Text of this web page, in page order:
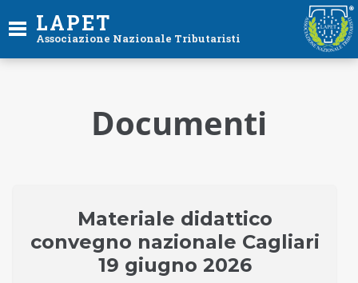
LAPET
Associazione Nazionale Tributaristi
Documenti
Materiale didattico
convegno nazionale Cagliari
19 giugno 2026